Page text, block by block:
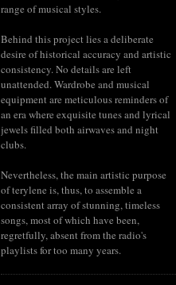
range of musical styles.
Behind this project lies a deliberate
desire of historical accuracy and artistic
consistency. No details are left
unattended. Wardrobe and musical
equipment are meticulous reminders of
an era where exquisite tunes and lyrical
jewels filled both airwaves and night
clubs.
Nevertheless, the main artistic purpose
of terylene is, thus, to assemble a
consistent array of stunning, timeless
songs, most of which have been,
regretfully, absent from the radio's
playlists for too many years.